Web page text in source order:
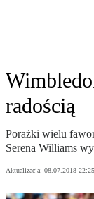
radością
Porażki wielu
Serena Williams
Aktualizacja: 08.07.2018 22:25